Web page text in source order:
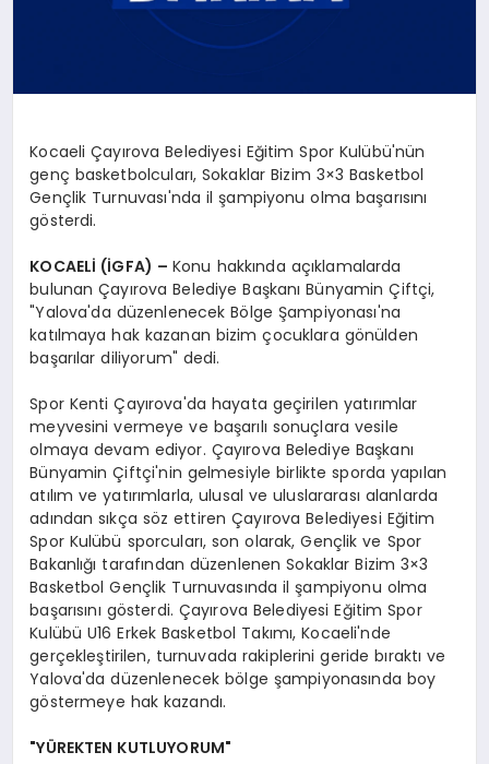
Kocaeli Çayırova Belediyesi Eğitim Spor Kulübü'nün
genç basketbolcuları, Sokaklar Bizim 3×3 Basketbol
Gençlik Turnuvası'nda il şampiyonu olma başarısını
gösterdi.
KOCAELİ (İGFA) –Konu hakkında açıklamalarda
bulunan Çayırova Belediye Başkanı Bünyamin Çiftçi,
"Yalova'da düzenlenecek Bölge Şampiyonası'na
katılmaya hak kazanan bizim çocuklara gönülden
başarılar diliyorum" dedi.
Spor Kenti Çayırova'da hayata geçirilen yatırımlar
meyvesini vermeye ve başarılı sonuçlara vesile
olmaya devam ediyor. Çayırova Belediye Başkanı
Bünyamin Çiftçi'nin gelmesiyle birlikte sporda yapılan
atılım ve yatırımlarla, ulusal ve uluslararası alanlarda
adından sıkça söz ettiren Çayırova Belediyesi Eğitim
Spor Kulübü sporcuları, son olarak, Gençlik ve Spor
Bakanlığı tarafından düzenlenen Sokaklar Bizim 3×3
Basketbol Gençlik Turnuvasında il şampiyonu olma
başarısını gösterdi. Çayırova Belediyesi Eğitim Spor
Kulübü U16 Erkek Basketbol Takımı, Kocaeli'nde
gerçekleştirilen, turnuvada rakiplerini geride bıraktı ve
Yalova'da düzenlenecek bölge şampiyonasında boy
göstermeye hak kazandı.
"YÜREKTEN KUTLUYORUM"